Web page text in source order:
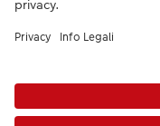
*Tutti i PVC si intendono IVA
Il
|Termini e